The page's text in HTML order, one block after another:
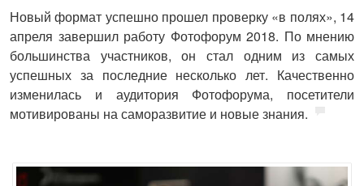
Новый формат успешно прошел проверку «в полях», 14
апреля завершил работу Фотофорум 2018. По мнению
большинства участников, он стал одним из самых
успешных за последние несколько лет. Качественно
изменилась и аудитория Фотофорума, посетители
мотивированы на саморазвитие и новые знания.